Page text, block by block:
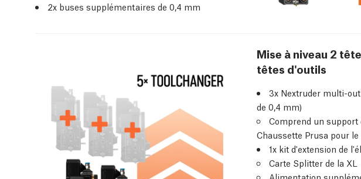
2x buses supplémentaires de 0,4 mm
Mise à niveau 2
têtes d'outils
3x Nextruder multi-
de 0,4 mm)
Comprend un support
Chaussette Prusa pour
1x kit d'extension de
Carte Splitter de la XL